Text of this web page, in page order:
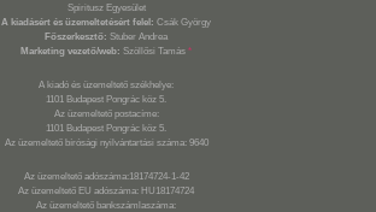
Spiritusz Egyesület
A kiadásért és üzemeltetésért felel: Csák György
Főszerkesztő: Stuber Andrea
Marketing vezető/web: Szöllősi Tamás *
A kiadó és üzemeltető székhelye:
1101 Budapest Pongrác köz 5.
Az üzemeltető postacíme:
1101 Budapest Pongrác köz 5.
Az üzemeltető bírósági nyilvántartási száma: 9640
Az üzemeltető adószáma:18174724-1-42
Az üzemeltető EU adószáma: HU18174724
Az üzemeltető bankszámlaszáma: